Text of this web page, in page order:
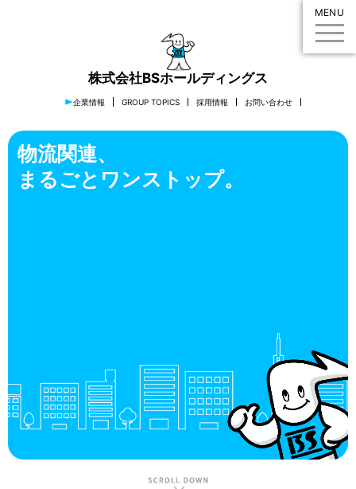
株式会社BSホールディングス
企業情報 GROUP TOPICS 採用情報 お問い合わせ
MENU
物流関連、
まるごとワンストップ。